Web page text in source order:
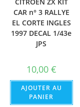
CAR n° 3 RALLYE
EL CORTE INGLES
1997 DECAL 1/43e
JPS
10,00 €
AJOUTER AU
PANIER